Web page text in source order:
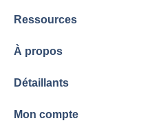
Ressources
À propos
Détaillants
Mon compte